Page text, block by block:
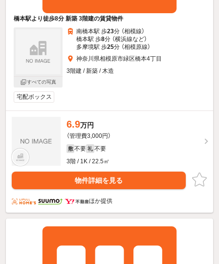
橋本駅より徒歩8分 新築 3階建の賃貸物件
すべての写真
南橋本駅 歩23分 （相模線）
橋本駅 歩8分 （横浜線など）
多摩境駅 歩25分 （相模原線）
神奈川県相模原市緑区橋本4丁目
3階建 / 新築 / 木造
宅配ボックス
6.9万円
（管理費3,000円）
敷 不要 礼 不要
3階 / 1K / 22.5㎡
物件詳細を見る
ほか提供